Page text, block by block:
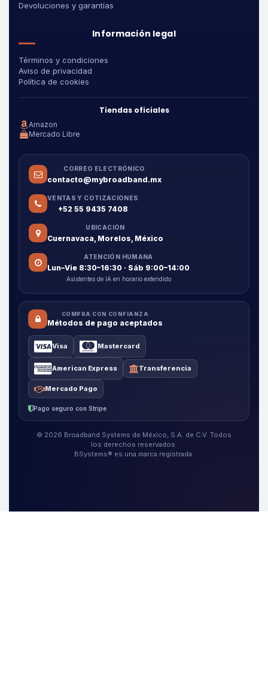
Devoluciones y garantías
Información legal
Términos y condiciones
Aviso de privacidad
Política de cookies
Tiendas oficiales
Amazon
Mercado Libre
CORREO ELECTRÓNICO
contacto@mybroadband.mx
VENTAS Y COTIZACIONES
+52 55 9435 7408
UBICACIÓN
Cuernavaca, Morelos, México
ATENCIÓN HUMANA
Lun–Vie 8:30–16:30 · Sáb 9:00–14:00
Asistentes de IA en horario extendido
COMPRA CON CONFIANZA
Métodos de pago aceptados
Visa Mastercard
American Express Transferencia
Mercado Pago
Pago seguro con Stripe
© 2026 Broadband Systems de México, S.A. de C.V. Todos
los derechos reservados.
BSystems® es una marca registrada.